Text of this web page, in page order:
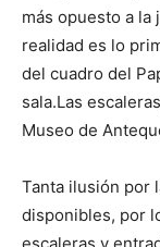
más opuesto a la
realidad es lo
del cuadro del
sala.Las
Museo de
Tanta ilusión por
disponibles, por
escaleras y